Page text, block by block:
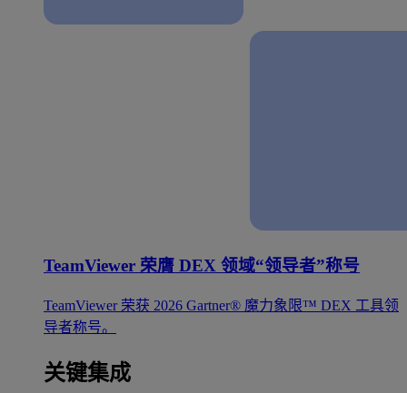
TeamViewer 荣膺 DEX 领域“领导者”称号
TeamViewer 荣获 2026 Gartner® 魔力象限™ DEX 工具领
导者称号。
关键集成